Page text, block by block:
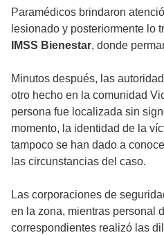
Paramédicos brindaron
lesionado y posteriormente lo
IMSS Bienestar, donde
Minutos después, las
otro hecho en la comunidad
persona fue localizada sin
momento, la identidad de la
tampoco se han dado a
las circunstancias del caso.
Las corporaciones de
en la zona, mientras personal
correspondientes realizó las